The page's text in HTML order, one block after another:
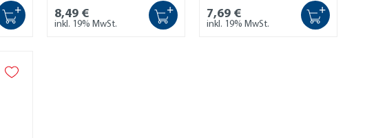
+ 8,49 €
inkl. 19% MwSt.
+ 7,69 €
inkl. 19% MwSt.
+